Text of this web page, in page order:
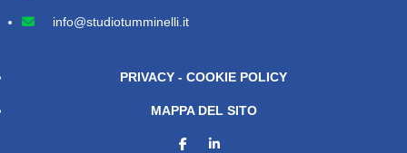
info@studiotumminelli.it
PRIVACY - COOKIE POLICY
MAPPA DEL SITO